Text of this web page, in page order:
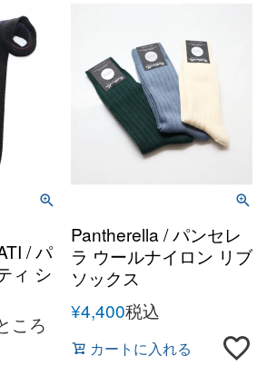
/ パ
ィ シ
ール
タリ
ころ
Pantherella / パンセレ
ラ ウールナイロン リブ
ソックス
¥4,400税込
カートに入れる